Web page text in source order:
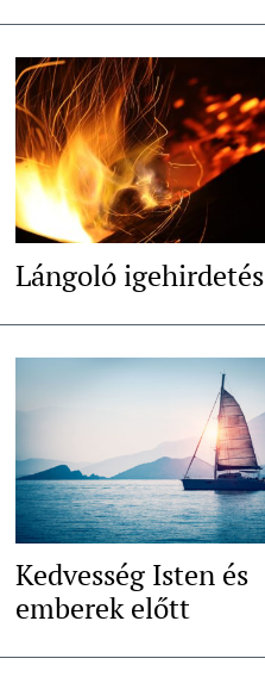
Lángoló igehirdetés
Kedvesség Isten és
emberek előtt